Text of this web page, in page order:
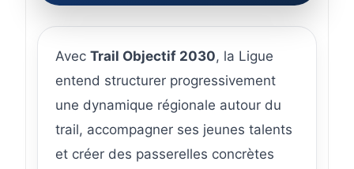
Avec Trail Objectif 2030, la Ligue
entend structurer progressivement
une dynamique régionale autour du
trail, accompagner ses jeunes talents
et créer des passerelles concrètes